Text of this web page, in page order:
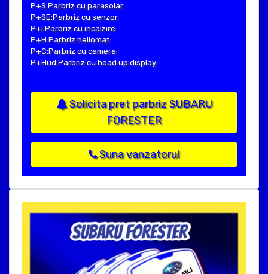
P+S:Parbriz cu parasolar
P+SE:Parbriz cu senzor
P+I:Parbriz cu incalzire
P+H:Parbriz heliomat
P+C:Parbriz cu camera
P+Hud:Parbriz cu head up display
Solicita pret parbriz SUBARU
FORESTER
Suna vanzatorul